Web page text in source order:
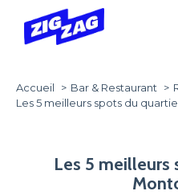
Accueil Bar & Restaurant
Les 5 meilleurs spots du
Les 5